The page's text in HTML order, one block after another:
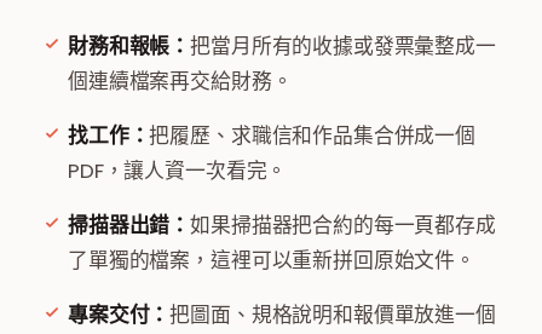
財務和報帳：把當月所有的收據或發票彙整成一
個連續檔案再交給財務。
找工作：把履歷、求職信和作品集合併成一個
PDF，讓人資一次看完。
掃描器出錯：如果掃描器把合約的每一頁都存成
了單獨的檔案，這裡可以重新拼回原始文件。
專案交付：把圖面、規格說明和報價單放進一個